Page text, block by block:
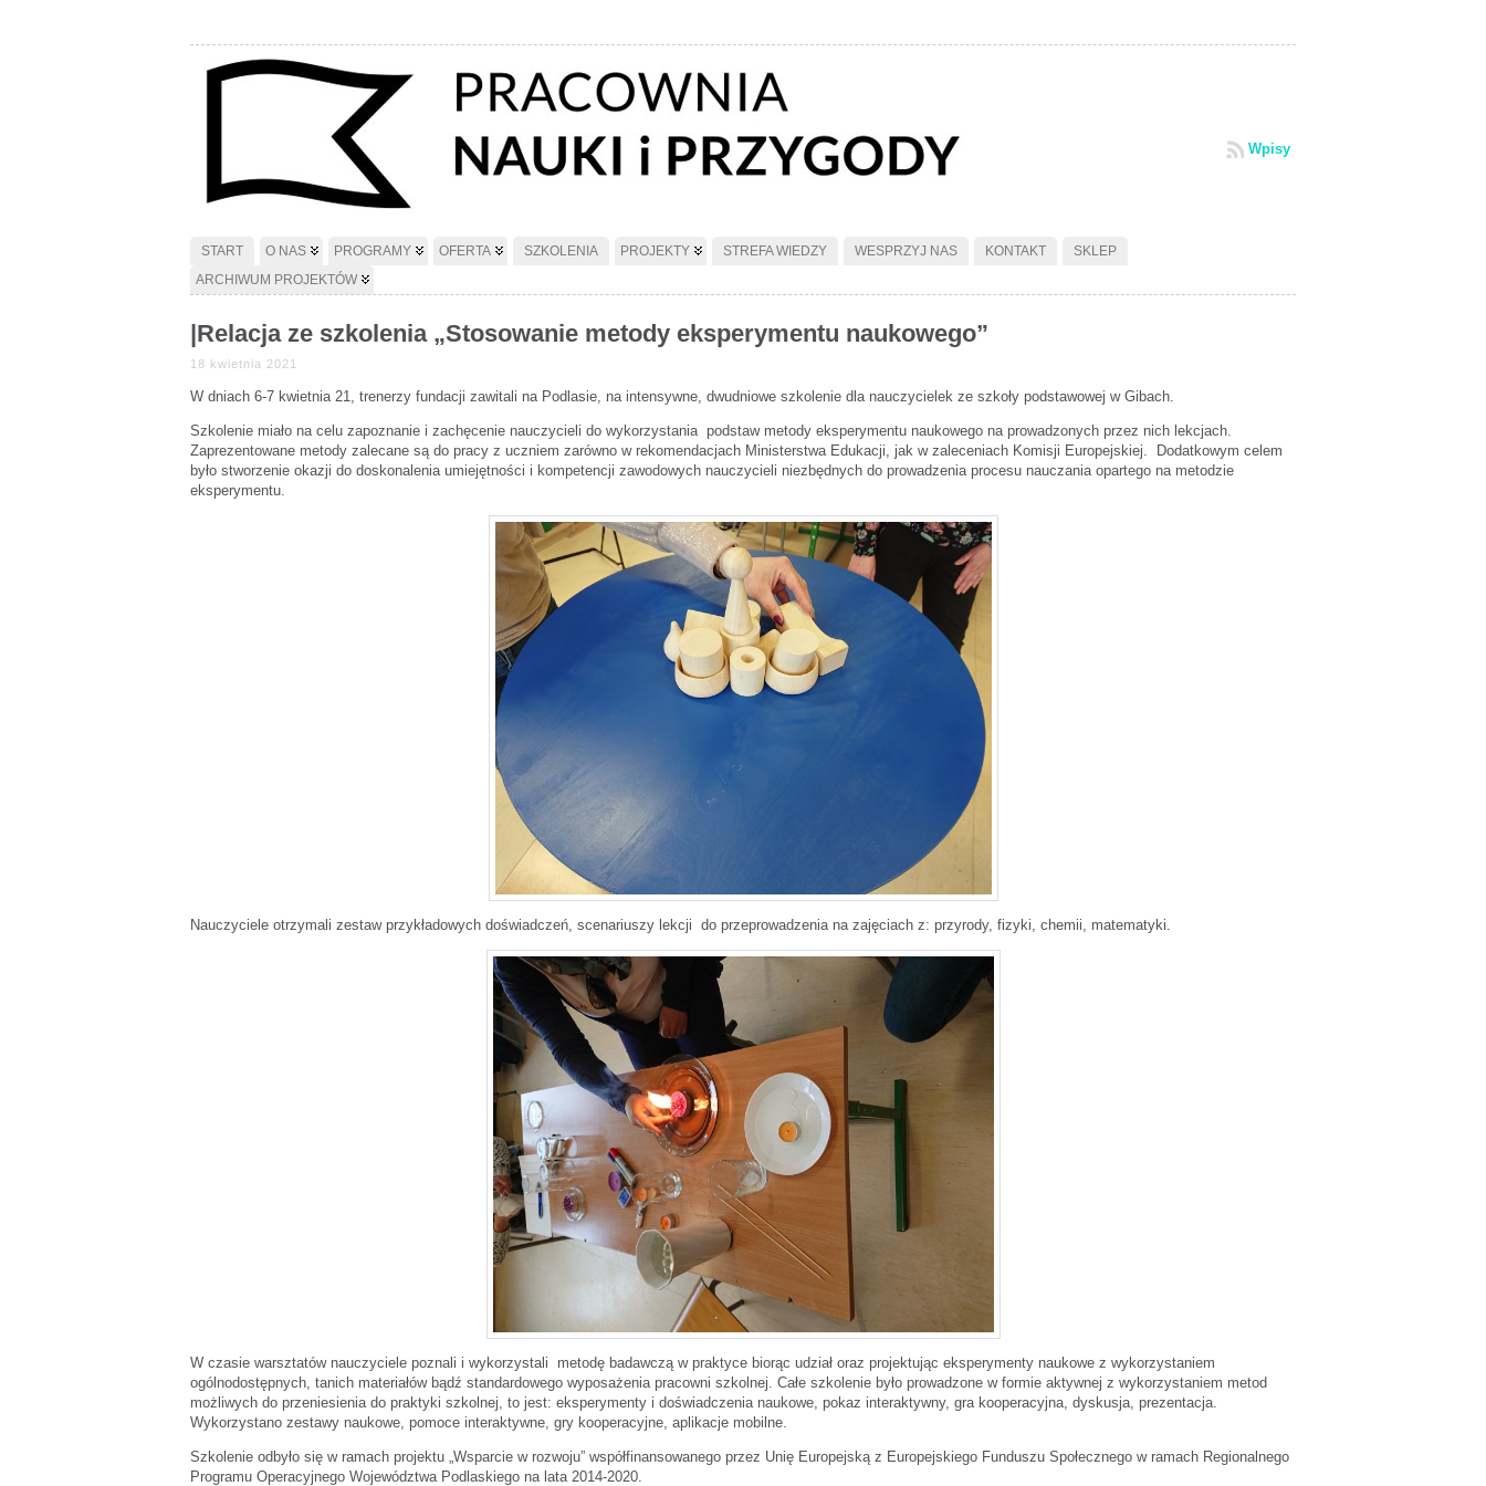
Wpisy
START O NAS PROGRAMY OFERTA SZKOLENIA PROJEKTY STREFA WIEDZY WESPRZYJ NAS KONTAKT
SKLEP
ARCHIWUM PROJEKTÓW
|Relacja ze szkolenia „Stosowanie metody eksperymentu naukowego”
18 kwietnia 2021
W dniach 6-7 kwietnia 21, trenerzy fundacji zawitali na Podlasie, na intensywne, dwudniowe szkolenie dla nauczycielek ze szkoły podstawowej w Gibach.
Szkolenie miało na celu zapoznanie i zachęcenie nauczycieli do wykorzystania podstaw metody eksperymentu naukowego na prowadzonych przez nich lekcjach.
Zaprezentowane metody zalecane są do pracy z uczniem zarówno w rekomendacjach Ministerstwa Edukacji, jak w zaleceniach Komisji Europejskiej. Dodatkowym celem
było stworzenie okazji do doskonalenia umiejętności i kompetencji zawodowych nauczycieli niezbędnych do prowadzenia procesu nauczania opartego na metodzie
eksperymentu.
Nauczyciele otrzymali zestaw przykładowych doświadczeń, scenariuszy lekcji do przeprowadzenia na zajęciach z: przyrody, fizyki, chemii, matematyki.
W czasie warsztatów nauczyciele poznali i wykorzystali metodę badawczą w praktyce biorąc udział oraz projektując eksperymenty naukowe z wykorzystaniem
ogólnodostępnych, tanich materiałów bądź standardowego wyposażenia pracowni szkolnej. Całe szkolenie było prowadzone w formie aktywnej z wykorzystaniem metod
możliwych do przeniesienia do praktyki szkolnej, to jest: eksperymenty i doświadczenia naukowe, pokaz interaktywny, gra kooperacyjna, dyskusja, prezentacja.
Wykorzystano zestawy naukowe, pomoce interaktywne, gry kooperacyjne, aplikacje mobilne.
Szkolenie odbyło się w ramach projektu „Wsparcie w rozwoju” współfinansowanego przez Unię Europejską z Europejskiego Funduszu Społecznego w ramach Regionalnego
Programu Operacyjnego Województwa Podlaskiego na lata 2014-2020.